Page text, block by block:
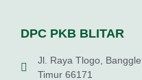
DPC PKB BLITAR
Jl. Raya Tlogo,
Timur 66171